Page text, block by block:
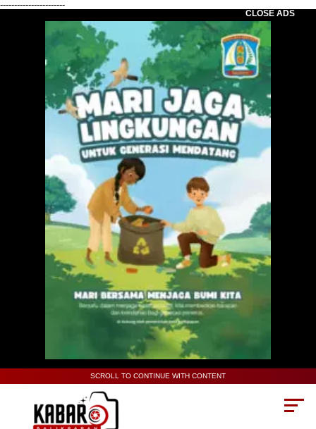
-----------------------
CLOSE ADS
SCROLL TO CONTINUE WITH CONTENT